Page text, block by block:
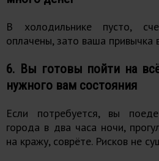
В холодильнике пусто,
оплачены, зато ваша привычка
6. Вы готовы пойти на
нужного вам состояния
Если потребуется, вы
города в два часа ночи,
на кражу, соврёте. Рисков не